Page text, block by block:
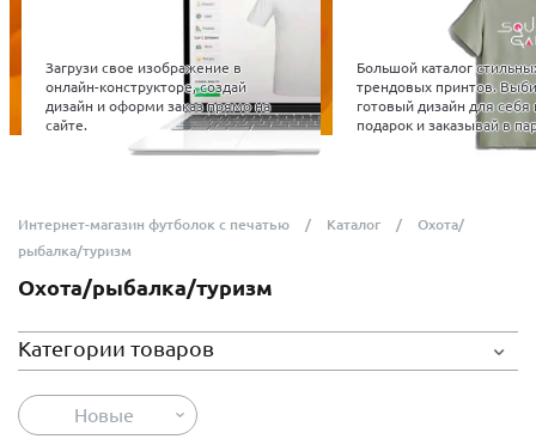
Загрузи свое изображение в
онлайн-конструкторе, создай
дизайн и оформи заказ прямо на
сайте.
Большой каталог
трендовых принтов.
готовый дизайн для себя
подарок и заказывай в
Интернет-магазин футболок с печатью Каталог
Охота/
рыбалка/туризм
Охота/рыбалка/туризм
Категории товаров
Новые